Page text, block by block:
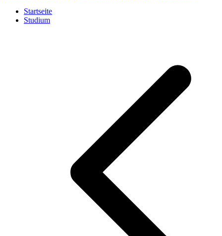
Startseite
Studium